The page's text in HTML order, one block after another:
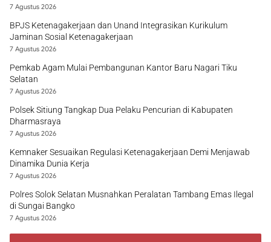
7 Agustus 2026
BPJS Ketenagakerjaan dan Unand Integrasikan Kurikulum
Jaminan Sosial Ketenagakerjaan
7 Agustus 2026
Pemkab Agam Mulai Pembangunan Kantor Baru Nagari Tiku
Selatan
7 Agustus 2026
Polsek Sitiung Tangkap Dua Pelaku Pencurian di Kabupaten
Dharmasraya
7 Agustus 2026
Kemnaker Sesuaikan Regulasi Ketenagakerjaan Demi Menjawab
Dinamika Dunia Kerja
7 Agustus 2026
Polres Solok Selatan Musnahkan Peralatan Tambang Emas Ilegal
di Sungai Bangko
7 Agustus 2026